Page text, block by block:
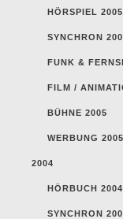
HÖRSPIEL 2005
SYNCHRON
FUNK &
FILM /
BÜHNE 2005
WERBUNG 2005
2004
HÖRBUCH 2004
SYNCHRON